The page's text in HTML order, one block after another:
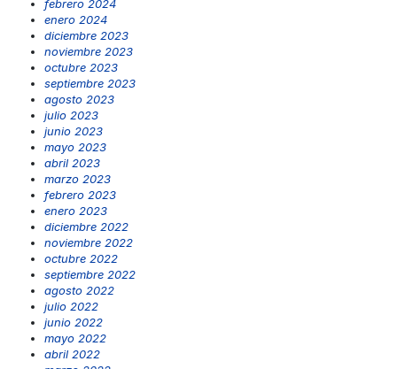
febrero 2024
enero 2024
diciembre 2023
noviembre 2023
octubre 2023
septiembre 2023
agosto 2023
julio 2023
junio 2023
mayo 2023
abril 2023
marzo 2023
febrero 2023
enero 2023
diciembre 2022
noviembre 2022
octubre 2022
septiembre 2022
agosto 2022
julio 2022
junio 2022
mayo 2022
abril 2022